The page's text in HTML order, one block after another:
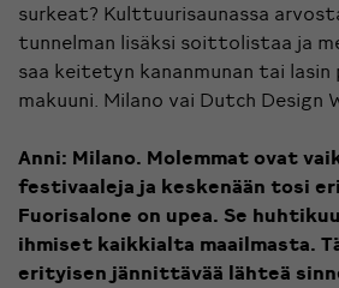
surkeat? Kulttuurisaunassa
tunnelman lisäksi soittolistaa ja
saa keitetyn kananmunan tai lasin
makuuni. Milano vai Dutch Design
Anni: Milano. Molemmat ovat
festivaaleja ja keskenään tosi
Fuorisalone on upea. Se
ihmiset kaikkialta maailmasta.
erityisen jännittävää lähteä